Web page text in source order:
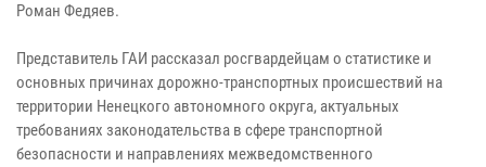
Роман Федяев.
Представитель ГАИ рассказал росгвардейцам о статистике и
основных причинах дорожно-транспортных происшествий на
территории Ненецкого автономного округа, актуальных
требованиях законодательства в сфере транспортной
безопасности и направлениях межведомственного